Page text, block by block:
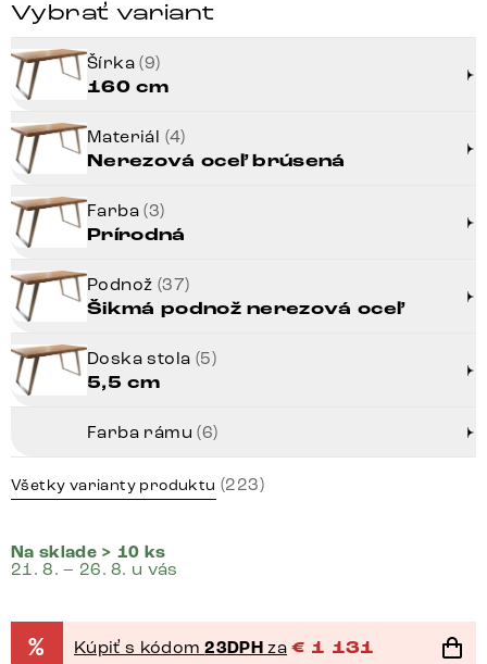
Vybrať variant
Šírka(9)
160 cm
Materiál (4)
Nerezová oceľ brúsená
Farba(3)
Prírodná
Podnož (37)
Šikmá podnož nerezová oceľ
Doska stola (5)
5,5 cm
Farba rámu(6)
Všetky varianty produktu (223)
Na sklade > 10 ks
21. 8. – 26. 8. u vás
% Kúpiť s kódom23DPH za € 1 131